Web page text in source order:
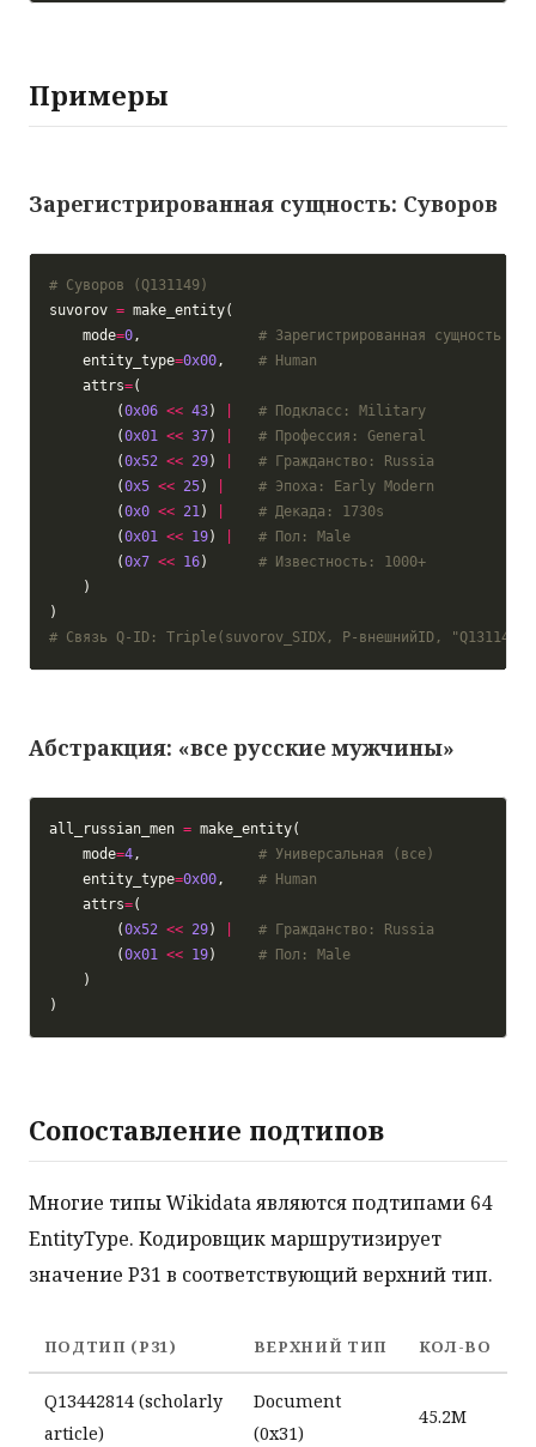
Примеры
Зарегистрированная сущность: Суворов
# Суворов (Q131149)
suvorov =
    mode
=0, # Зарегистрированная сущность
    entity_type
=0x00, # Human
    attrs
=
        (
0x06 << 43)
# Подкласс: Military
        (
0x01 << 37)
# Профессия: General
        (
0x52 << 29)
# Гражданство: Russia
        (
0x5 << 25)
# Эпоха: Early Modern
        (
0x0 << 21)
# Декада: 1730s
        (
0x01 << 19)
# Пол: Male
        (
0x7 << 16) # Известность: 1000+
# Связь Q-ID: Triple(suvorov_SIDX, P-внешнийID, "Q131149")
Абстракция: «все русские мужчины»
all_russian_men =
    mode
=4, # Универсальная (все)
    entity_type
=0x00, # Human
    attrs
=
        (
0x52 << 29)
# Гражданство: Russia
        (
0x01 << 19) # Пол: Male
Сопоставление подтипов
Многие типы Wikidata являются подтипами 64
EntityType. Кодировщик маршрутизирует
значение P31 в соответствующий верхний тип.
ПОДТИП (P31) ВЕРХНИЙ ТИП КОЛ-ВО
Q13442814 (scholarly
article)
Document
(0x31)
45.2M